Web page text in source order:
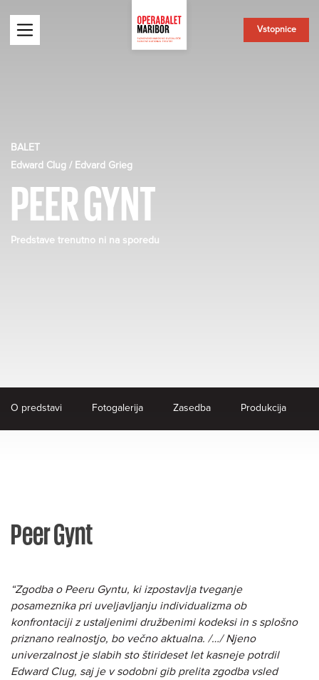
Vstopnice
BALET
Edward Clug / Edvard Grieg
PEER GYNT
Predstave trenutno ni na sporedu
O predstavi Fotogalerija Zasedba Produkcija
Peer Gynt
“Zgodba o Peeru Gyntu, ki izpostavlja tveganje
posameznika pri uveljavljanju individualizma ob
konfrontaciji z ustaljenimi družbenimi kodeksi in s splošno
priznano realnostjo, bo večno aktualna. /…/ Njeno
univerzalnost je slabih sto štirideset let kasneje potrdil
Edward Clug, saj je v sodobni gib prelita zgodba vsled